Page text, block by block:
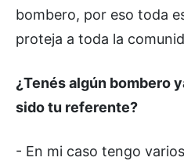
bombero, por eso toda
proteja a toda la
¿Tenés algún bombero
sido tu referente?
- En mi caso tengo